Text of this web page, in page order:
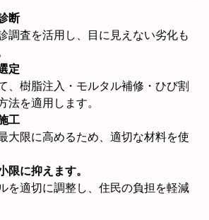
断
調査を活用し、目に見えない劣化も
定
、樹脂注入・モルタル補修・ひび割
法を適用します。
工
大限に高めるため、適切な材料を使
限に抑えます。
を適切に調整し、住民の負担を軽減